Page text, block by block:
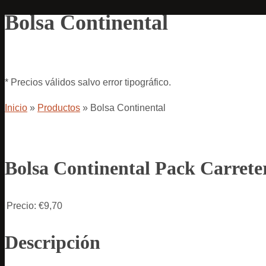
Bolsa Continental
* Precios válidos salvo error tipográfico.
Inicio » Productos » Bolsa Continental
Bolsa Continental Pack
Precio: €9,70
Descripción